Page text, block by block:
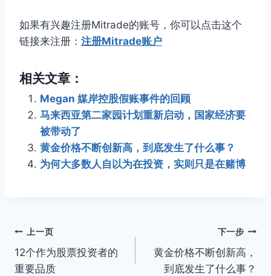
如果有兴趣注册Mitrade的账号，你可以点击这个
链接来注册： 注册Mitrade账户
相关文章：
Megan 媒岸控股假账事件的回顾
马来西亚第二家园计划重新启动，国家经济要
被带动了
黄金价格不断创新高，到底发生了什么事？
为何大多数人自以为在投资，实则只是在赌博
文
章
上一页
12个作为股票投资者的
重要品质
下一步
黄金价格不断创新高，
到底发生了什么事？